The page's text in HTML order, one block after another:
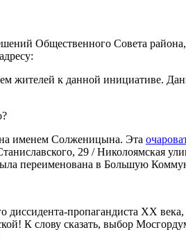
Общественного Совета
к данной инициативе.
именем Солженицына. Эта
29 / Николоямская
переименована в Большую
пропагандиста ХХ
К слову сказать, выбор